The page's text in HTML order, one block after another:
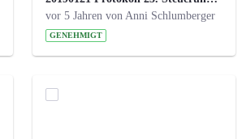
vor 5 Jahren von Anni Schlumberger
GENEHMIGT